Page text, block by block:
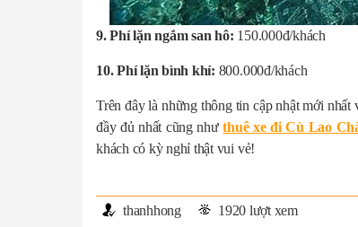
9. Phí lặn ngắm san hô: 150.000đ/khách
10. Phí lặn bình khí: 800.000đ/khách
Trên đây là những thông tin cập nhật mới
đầy đủ nhất cũng nhưthuê xe đi Cù Lao
khách có kỳ nghỉ thật vui vẻ!
thanhhong
1920 lượt xem